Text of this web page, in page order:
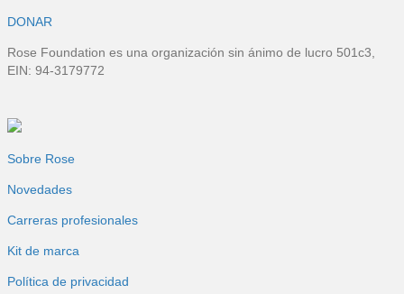
n
a
DONAR
Rose Foundation es una organización sin ánimo de lucro 501c3,
EIN: 94-3179772
Sobre Rose
Novedades
Carreras profesionales
Kit de marca
Política de privacidad